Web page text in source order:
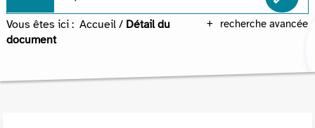
recherche avancée
Vous êtes ici : Accueil / Détail du
document